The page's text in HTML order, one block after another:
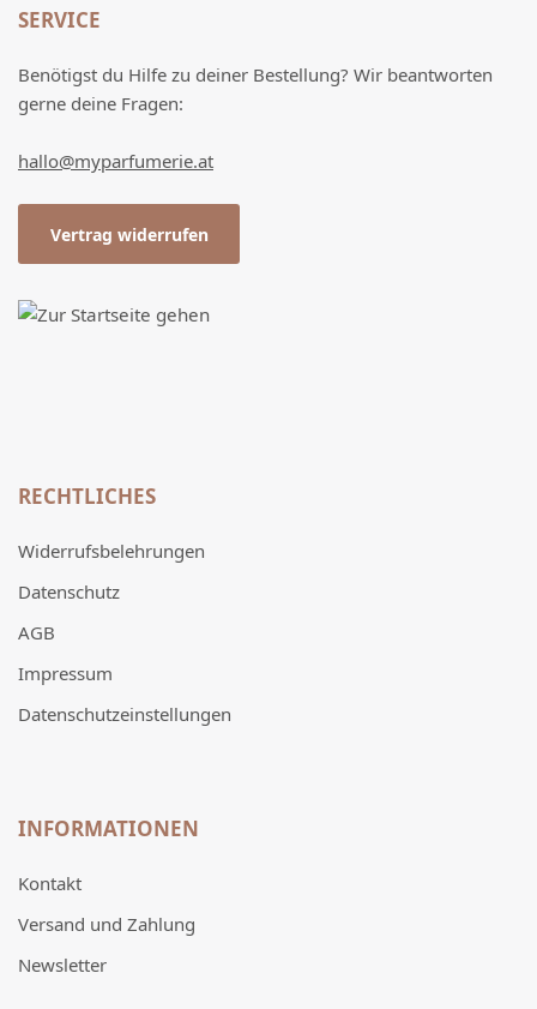
SERVICE
Benötigst du Hilfe zu deiner Bestellung? Wir beantworten
gerne deine Fragen:
hallo@myparfumerie.at
Vertrag widerrufen
RECHTLICHES
Widerrufsbelehrungen
Datenschutz
AGB
Impressum
Datenschutzeinstellungen
INFORMATIONEN
Kontakt
Versand und Zahlung
Newsletter